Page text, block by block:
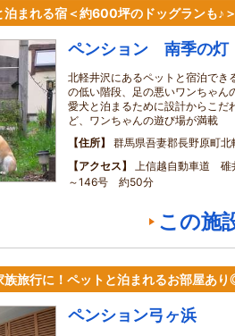
泊まれる宿＜約600坪のドッグランも♪
ペンション 南季の灯
北軽井沢にあるペットと宿泊でき
の低い階段、足の悪いワンちゃん
愛犬と泊まるために設計からこだ
ど、ワンちゃんの遊び場が満載
住所
群馬県吾妻郡長野原町
アクセス
上信越自動車道 碓
～146号 約50分
この施
族旅行に！ペットと泊まれるお部屋あ
ペンション弓ヶ浜